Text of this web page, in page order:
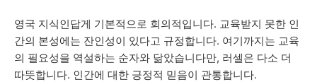
영국 지식인답게 기본적으로 회의적입니다. 교육받지 못한 인
간의 본성에는 잔인성이 있다고 규정합니다. 여기까지는 교육
의 필요성을 역설하는 순자와 닮았습니다만, 러셀은 다소 더
따뜻합니다. 인간에 대한 긍정적 믿음이 관통합니다.